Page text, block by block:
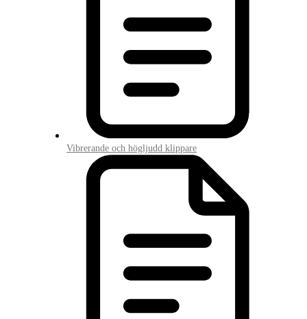
Vibrerande och högljudd klippare